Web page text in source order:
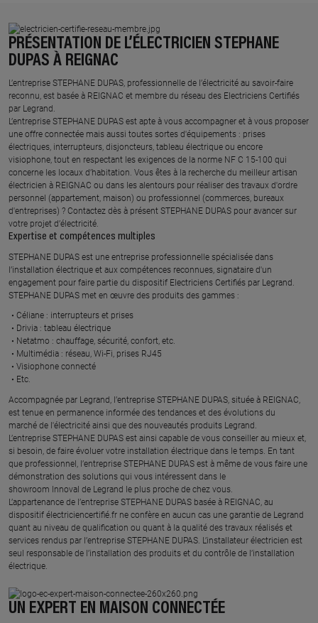
PRÉSENTATION DE L’ÉLECTRICIEN STEPHANE
DUPAS À REIGNAC
L’entreprise STEPHANE DUPAS, professionnelle de l’électricité au savoir-faire
reconnu, est basée à REIGNAC et membre du réseau des Electriciens Certifiés
par Legrand.​
L’entreprise STEPHANE DUPAS est apte à vous accompagner et à vous proposer
une offre connectée mais aussi toutes sortes d'équipements : prises
électriques, interrupteurs, disjoncteurs, tableau électrique ou encore
visiophone, tout en respectant les exigences de la norme NF C 15-100 qui
concerne les locaux d’habitation. Vous êtes à la recherche du meilleur artisan
électricien à REIGNAC ou dans les alentours pour réaliser des travaux d'ordre
personnel (appartement, maison) ou professionnel (commerces, bureaux
d'entreprises) ? Contactez dès à présent STEPHANE DUPAS pour avancer sur
votre projet d’électricité.
Expertise et compétences multiples​
​STEPHANE DUPAS est une entreprise professionnelle spécialisée dans
l’installation électrique et aux compétences reconnues, ​signataire d'un
engagement pour faire partie du dispositif Electriciens Certifiés par Legrand​.
STEPHANE DUPAS met en œuvre des produits des gammes : ​
Céliane : interrupteurs et prises ​
Drivia : tableau électrique ​
Netatmo : chauffage, sécurité, confort, etc.​
Multimédia : réseau, Wi-Fi, prises RJ45​
Visiophone connecté​
Etc.​
​Accompagnée par Legrand, l’entreprise STEPHANE DUPAS, située à REIGNAC,
est tenue en permanence informée des tendances et des évolutions du
marché de l'électricité ainsi que des nouveautés produits Legrand.
L’entreprise STEPHANE DUPAS est ainsi capable de vous conseiller au mieux et,
si besoin, de faire évoluer votre installation électrique dans le temps. En tant
que professionnel, l’entreprise STEPHANE DUPAS est à même de vous faire une
démonstration des solutions qui vous intéressent dans le
showroom Innoval de Legrand le plus proche de chez vous.​
L’appartenance de l’entreprise STEPHANE DUPAS basée à REIGNAC, au
dispositif électriciencertifié.fr ne confère en aucun cas une garantie de Legrand
quant au niveau de qualification ou quant à la qualité des travaux réalisés et
services rendus par l’entreprise STEPHANE DUPAS. L’installateur électricien est
seul responsable de l’installation des produits et du contrôle de l’installation
électrique.
UN EXPERT EN MAISON CONNECTÉE